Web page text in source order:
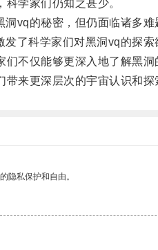
学家们仍知之甚少。
vq的秘密，但仍面临诸多难
了科学家们对黑洞vq的探索
仅能够更深入地了解黑洞
来更深层次的宇宙认识和探
隐私保护和自由。